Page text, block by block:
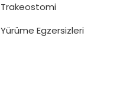
Trakeostomi
Yürüme Egzersizleri